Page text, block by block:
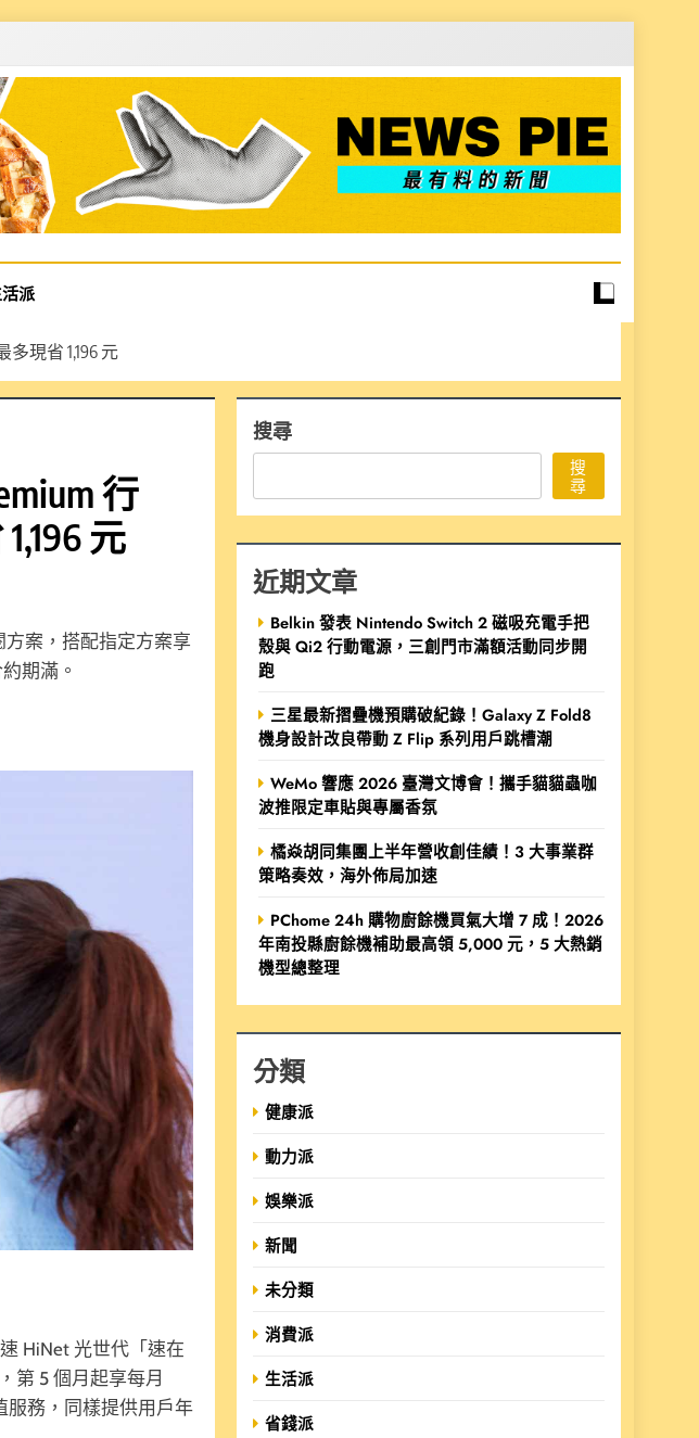
派
現省 1,196 元
行
元
方案，搭配指定方案享
期滿。
HiNet 光世代「速在
第 5 個月起享每月
服務，同樣提供用戶年
搜尋
搜
尋
近期文章
Belkin 發表 Nintendo Switch 2 磁吸充電手把
殼與 Qi2 行動電源，三創門市滿額活動同步開
跑
三星最新摺疊機預購破紀錄！Galaxy Z Fold8
機身設計改良帶動 Z Flip 系列用戶跳槽潮
WeMo 響應 2026 臺灣文博會！攜手貓貓蟲咖
波推限定車貼與專屬香氛
橘焱胡同集團上半年營收創佳績！3 大事業群
策略奏效，海外佈局加速
PChome 24h 購物廚餘機買氣大增 7 成！2026
年南投縣廚餘機補助最高領 5,000 元，5 大熱銷
機型總整理
分類
健康派
動力派
娛樂派
新聞
未分類
消費派
生活派
省錢派